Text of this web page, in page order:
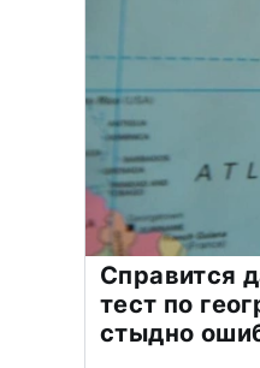
Справится
тест по
стыдно